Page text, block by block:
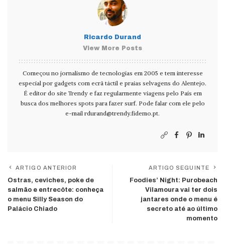
Ricardo Durand
View More Posts
Começou no jornalismo de tecnologias em 2005 e tem interesse
especial por gadgets com ecrã táctil e praias selvagens do Alentejo.
É editor do site Trendy e faz regularmente viagens pelo País em
busca dos melhores spots para fazer surf. Pode falar com ele pelo
e-mail rdurand@trendy.fidemo.pt.
ARTIGO ANTERIOR
Ostras, ceviches, poke de
salmão e entrecôte: conheça
o menu Silly Season do
Palácio Chiado
ARTIGO SEGUINTE
Foodies’ Night: Purobeach
Vilamoura vai ter dois
jantares onde o menu é
secreto até ao último
momento